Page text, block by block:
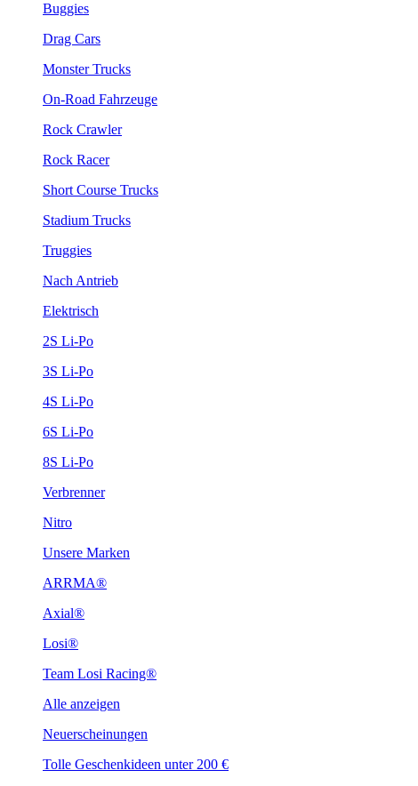
Buggies
Drag Cars
Monster Trucks
On-Road Fahrzeuge
Rock Crawler
Rock Racer
Short Course Trucks
Stadium Trucks
Truggies
Nach Antrieb
Elektrisch
2S Li-Po
3S Li-Po
4S Li-Po
6S Li-Po
8S Li-Po
Verbrenner
Nitro
Unsere Marken
ARRMA®
Axial®
Losi®
Team Losi Racing®
Alle anzeigen
Neuerscheinungen
Tolle Geschenkideen unter 200 €